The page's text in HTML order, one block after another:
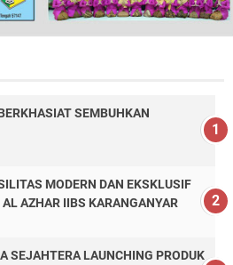
SEMBUHKAN
MODERN DAN EKSKLUSIF
AZHAR IIBS KARANGANYAR
SEJAHTERA LAUNCHING PRODUK